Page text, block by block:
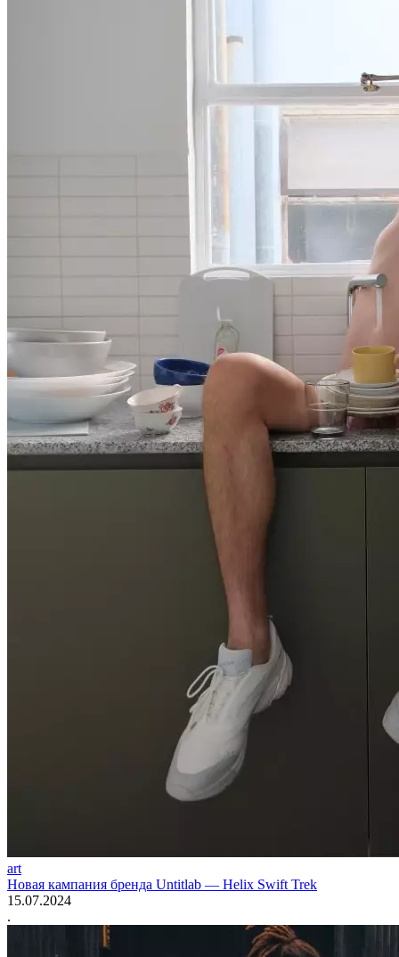
art
Новая кампания бренда Untitlab — Helix Swift Trek
15.07.2024
.